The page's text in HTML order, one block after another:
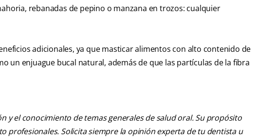
rebanadas de pepino o manzana en trozos: cualquier
adicionales, ya que masticar alimentos con alto contenido de
un enjuague bucal natural, además de que las partículas de la fibra
y el conocimiento de temas generales de salud oral. Su propósito
profesionales. Solicita siempre la opinión experta de tu dentista u